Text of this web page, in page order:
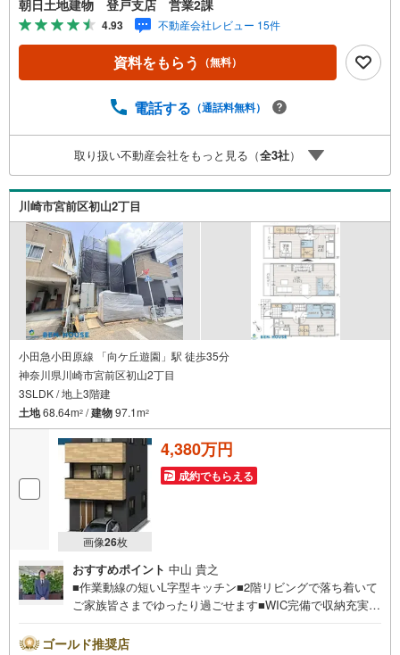
い!!朝日土地建物登戸支店営業2課まで!!併せて 『 住宅
ローン説明会 』 も開催中お気軽にご相談ください!!～土
日に限らず平日いつでもご案内できます～
朝日土地建物 登戸支店 営業2課
4.93 不動産会社レビュー 15件
資料をもらう （無料）
電話する （通話料無料）
取り扱い不動産会社をもっと見る（全3社）
川崎市宮前区初山2丁目
小田急小田原線 「向ケ丘遊園」駅 徒歩35分
神奈川県川崎市宮前区初山2丁目
3SLDK / 地上3階建
土地68.64m2 /建物97.1m2
画像26枚
4,380万円
成約でもらえる
おすすめポイント 中山 貴之
■作業動線の短いL字型キッチン■2階リビングで落ち着いて
ご家族皆さまでゆったり過ごせます■WIC完備で収納充実！
るく通風も良好■ご見学をご希望のお客様、平日・休日問わ
ゴールド推奨店